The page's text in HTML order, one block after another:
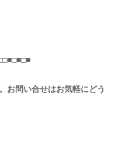
お問い合せはお気軽にどう